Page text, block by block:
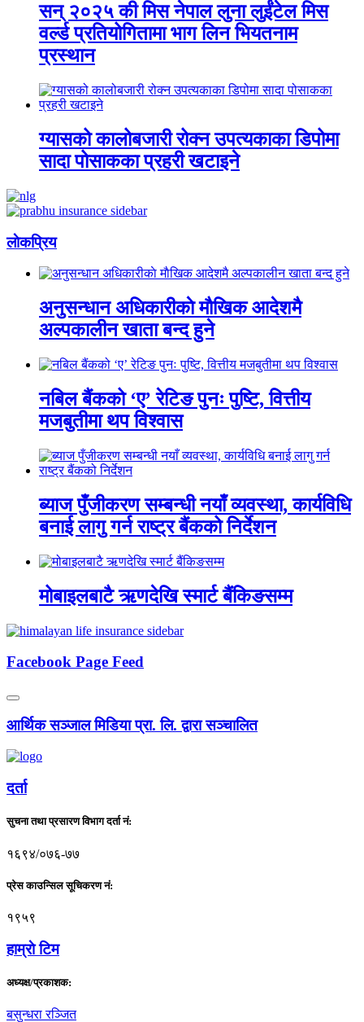
सन् २०२५ की मिस नेपाल लुना लुईंटेल मिस
वर्ल्ड प्रतियोगितामा भाग लिन भियतनाम
प्रस्थान
ग्यासको कालोबजारी रोक्न उपत्यकाका डिपोमा
सादा पोसाकका प्रहरी खटाइने
लाेकप्रिय
अनुसन्धान अधिकारीकाे माैखिक आदेशमै
अल्पकालीन खाता बन्द हुने
नबिल बैंकको ‘ए’ रेटिङ पुनः पुष्टि, वित्तीय
मजबुतीमा थप विश्वास
ब्याज पुँजीकरण सम्बन्धी नयाँ व्यवस्था, कार्यविधि
बनाई लागु गर्न राष्ट्र बैंकको निर्देशन
मोबाइलबाटै ऋणदेखि स्मार्ट बैंकिङसम्म
Facebook Page Feed
आर्थिक सञ्जाल मिडिया प्रा. लि. द्वारा सञ्चालित
दर्ता
सुचना तथा प्रसारण विभाग दर्ता नं:
१६९४/०७६-७७
प्रेस काउन्सिल सूचिकरण नं:
१९५९
हाम्राे टिम
अध्यक्ष/प्रकाशक:
बसुन्धरा रञ्जित